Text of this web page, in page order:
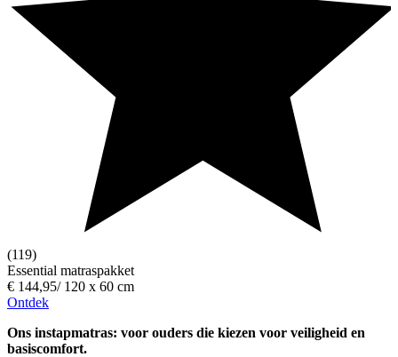
(119)
Essential matraspakket
€ 144,95/ 120 x 60 cm
Ontdek
Ons instapmatras: voor ouders die kiezen voor veiligheid en
basiscomfort.